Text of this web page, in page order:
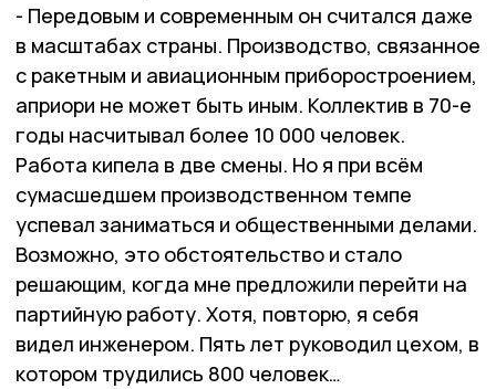
- Передовым и современным он считался даже
в масштабах страны. Производство, связанное
с ракетным и авиационным приборостроением,
априори не может быть иным. Коллектив в 70-е
годы насчитывал более 10 000 человек.
Работа кипела в две смены. Но я при всём
сумасшедшем производственном темпе
успевал заниматься и общественными делами.
Возможно, это обстоятельство и стало
решающим, когда мне предложили перейти на
партийную работу. Хотя, повторю, я себя
видел инженером. Пять лет руководил цехом, в
котором трудились 800 человек…